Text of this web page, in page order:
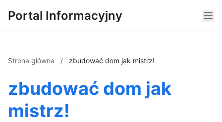
Portal Informacyjny
Strona główna / zbudować dom jak mistrz!
zbudować dom jak
mistrz!